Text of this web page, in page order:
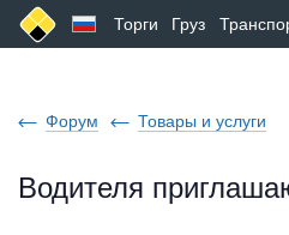
Торги Груз
Форум Товары и услуги
Водителя